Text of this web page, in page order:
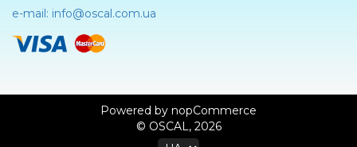
e-mail: info@oscal.com.ua
Powered by nopCommerce
© OSCAL, 2026